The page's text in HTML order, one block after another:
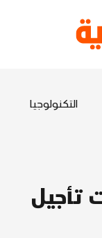
التكنولوجيا
تأجيل